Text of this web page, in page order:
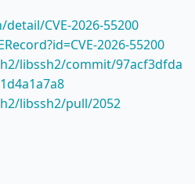
CVE-2026-55200
2026-55200
libssh2/commit/97acf3dfda
libssh2/pull/2052